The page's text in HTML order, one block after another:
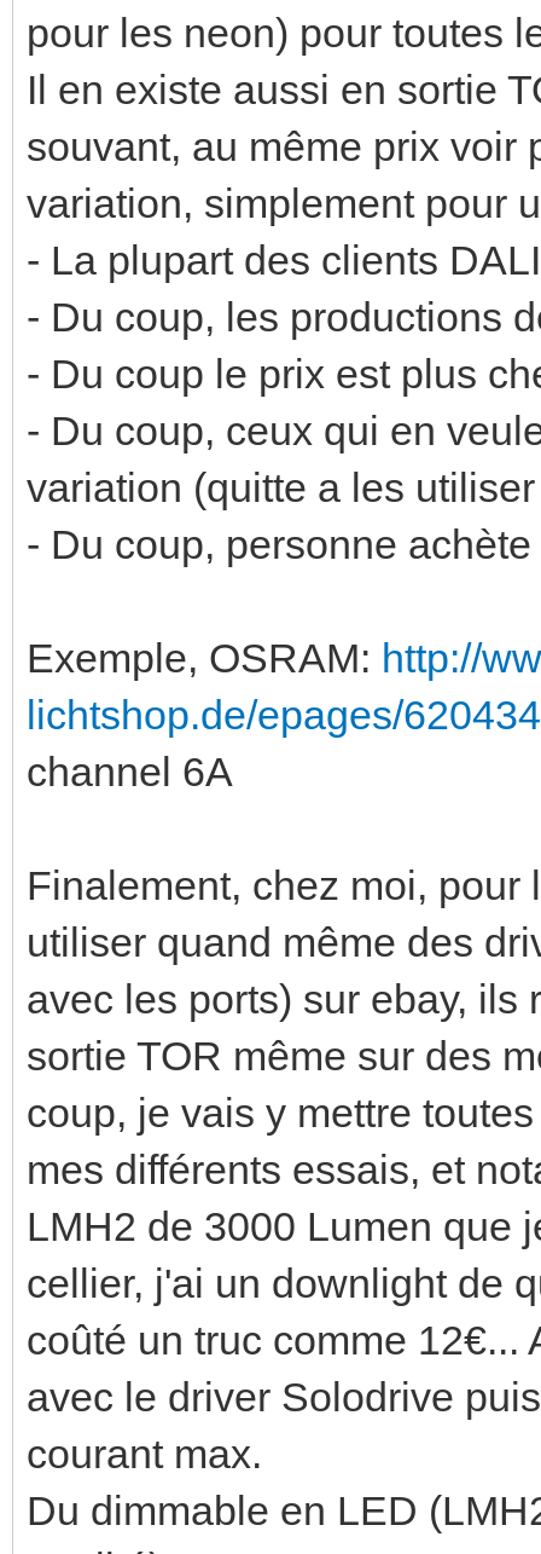
pour les neon) pour toutes
Il en existe aussi en sortie
souvant, au même prix voir
variation, simplement pour
- La plupart des clients
- Du coup, les productions
- Du coup le prix est plus
- Du coup, ceux qui en
variation (quitte a les
- Du coup, personne
Exemple, OSRAM: http://
lichtshop.de/epages/
channel 6A
Finalement, chez moi,
utiliser quand même des
avec les ports) sur ebay,
sortie TOR même sur des
coup, je vais y mettre
mes différents essais, et
LMH2 de 3000 Lumen que
cellier, j'ai un downlight de
coûté un truc comme 12€...
avec le driver Solodrive
courant max.
Du dimmable en LED